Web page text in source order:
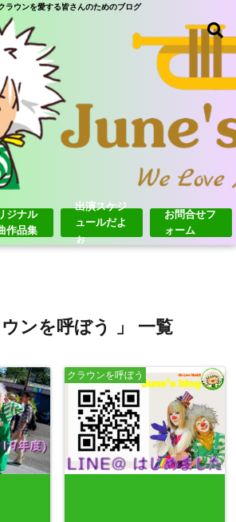
ラウンを愛する皆さんのためのブログ
ジナル
作品集
出演スケジ
ュールだよ
ぉ
お問合せフ
ォーム
ウンを呼ぼう 」 一覧
クラウンを呼ぼう